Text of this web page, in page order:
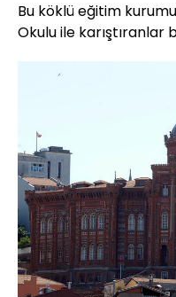
Bu köklü eğitim
Okulu ile karıştıranlar